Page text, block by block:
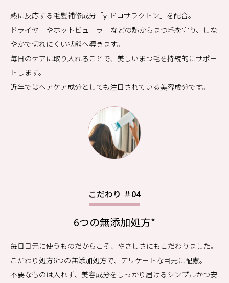
熱に反応する毛髪補修成分「γ-ドコサラクトン」を配合。
ドライヤーやホットビューラーなどの熱からまつ毛を守り、しな
やかで切れにくい状態へ導きます。
毎日のケアに取り入れることで、美しいまつ毛を持続的にサポー
トします。
近年ではヘアケア成分としても注目されている美容成分です。
こだわり ＃04
6つの無添加処方*
毎日目元に使うものだからこそ、やさしさにもこだわりました。
こだわり処方6つの無添加処方で、デリケートな目元に配慮。
不要なものは入れず、美容成分をしっかり届けるシンプルかつ安